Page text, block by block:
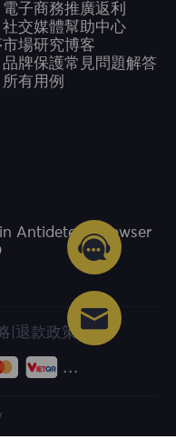
電子商務
社交媒體
市場研究
品牌保護
所有用例
推廣返利
幫助中心
博客
常見問題解答
Antidetect Browser
退款政策